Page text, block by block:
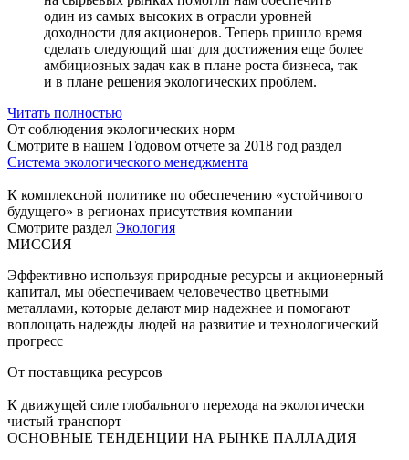
один из самых высоких в отрасли уровней
доходности для акционеров. Теперь пришло время
сделать следующий шаг для достижения еще более
амбициозных задач как в плане роста бизнеса, так
и в плане решения экологических проблем.
Читать полностью
От соблюдения экологических норм
Смотрите в нашем Годовом отчете за 2018 год раздел
Система экологического менеджмента
К комплексной политике по обеспечению «устойчивого
будущего» в регионах присутствия компании
Смотрите раздел Экология
МИССИЯ
Эффективно используя природные ресурсы и акционерный
капитал, мы обеспечиваем человечество цветными
металлами, которые делают мир надежнее и помогают
воплощать надежды людей на развитие и технологический
прогресс
От поставщика ресурсов
К движущей силе глобального перехода на экологически
чистый транспорт
ОСНОВНЫЕ ТЕНДЕНЦИИ НА РЫНКЕ ПАЛЛАДИЯ